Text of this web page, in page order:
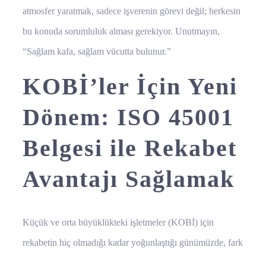
atmosfer yaratmak, sadece işverenin görevi değil; herkesin
bu konuda sorumluluk alması gerekiyor. Unutmayın,
“Sağlam kafa, sağlam vücutta bulunur.”
KOBİ’ler İçin Yeni
Dönem: ISO 45001
Belgesi ile Rekabet
Avantajı Sağlamak
Küçük ve orta büyüklükteki işletmeler (KOBİ) için
rekabetin hiç olmadığı kadar yoğunlaştığı günümüzde, fark